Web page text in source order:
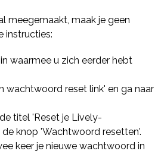
meegemaakt, maak je geen
instructies:
waarmee u zich eerder hebt
wachtwoord reset link' en ga naar
titel 'Reset je Lively-
knop 'Wachtwoord resetten'.
keer je nieuwe wachtwoord in